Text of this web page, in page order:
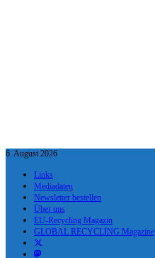
6. August 2026
Links
Mediadaten
Newsletter bestellen
Über uns
EU-Recycling Magazin
GLOBAL RECYCLING Magazine